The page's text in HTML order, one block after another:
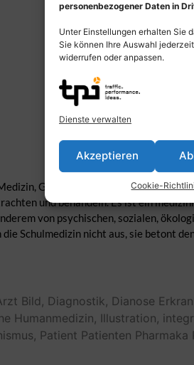
personenbezogener Daten in
Unter Einstellungen erhalten Sie
Sie können Ihre Auswahl
widerrufen oder anpassen.
Dienste verwalten
Akzeptieren
Cookie-
Ganzheitsmedizin) bezeichnet
und behandeln. Es ist ein
von psychischen, sozialen,
Schulmedizin nicht aus, sie betont
Bild, Diagnostik, Dianose
Humanmedizin, Illustration,
Patient Patienten Pharmaka